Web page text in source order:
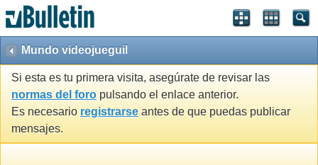
Mundo videojueguil
Si esta es tu primera visita, asegúrate de revisar las
normas del foro pulsando el enlace anterior.
Es necesario registrarse antes de que puedas publicar
mensajes.